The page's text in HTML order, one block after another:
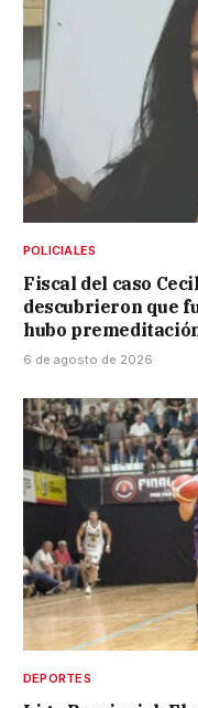
POLICIALES
Fiscal del caso
descubrieron que
hubo
6 de agosto de 2026
DEPORTES